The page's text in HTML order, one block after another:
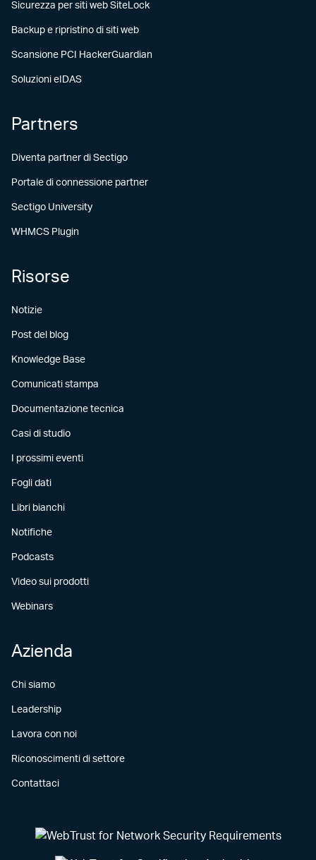
Sicurezza per siti web SiteLock
Backup e ripristino di siti web
Scansione PCI HackerGuardian
Soluzioni eIDAS
Partners
Diventa partner di Sectigo
Portale di connessione partner
Sectigo University
WHMCS Plugin
Risorse
Notizie
Post del blog
Knowledge Base
Comunicati stampa
Documentazione tecnica
Casi di studio
I prossimi eventi
Fogli dati
Libri bianchi
Notifiche
Podcasts
Video sui prodotti
Webinars
Azienda
Chi siamo
Leadership
Lavora con noi
Riconoscimenti di settore
Contattaci